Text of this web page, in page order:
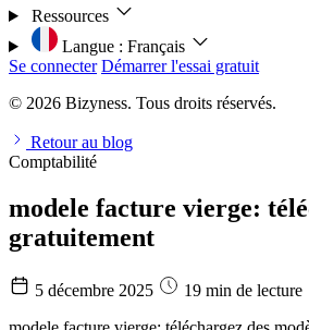
Ressources
Langue : Français
Se connecter Démarrer l'essai gratuit
© 2026 Bizyness. Tous droits réservés.
Retour au blog
Comptabilité
modele facture vierge:
gratuitement
5 décembre 2025
19 min de lecture